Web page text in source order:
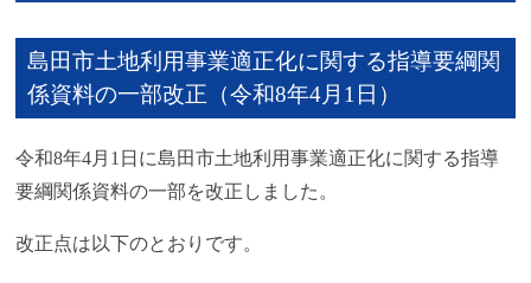
島田市土地利用事業適正化に関する指導要綱関
係資料の一部改正（令和8年4月1日）
令和8年4月1日に島田市土地利用事業適正化に関する指導
要綱関係資料の一部を改正しました。
改正点は以下のとおりです。